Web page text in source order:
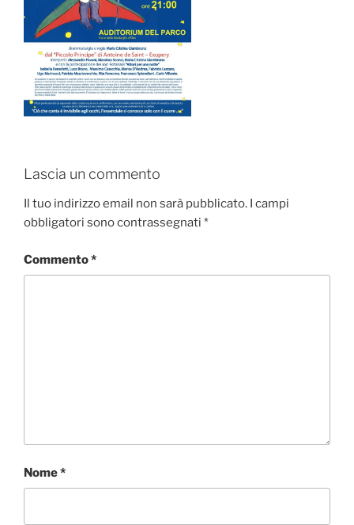
Lascia un commento
Il tuo indirizzo email non sarà pubblicato. I campi
obbligatori sono contrassegnati *
Commento*
Nome*